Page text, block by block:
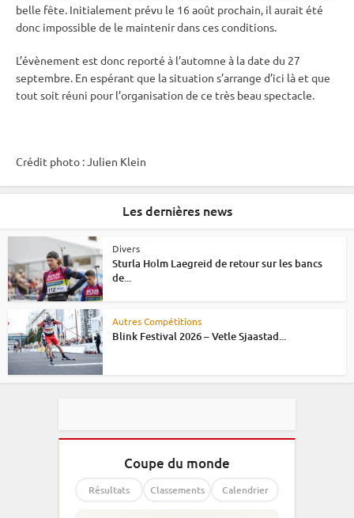
belle fête. Initialement prévu le 16 août prochain, il aurait été
donc impossible de le maintenir dans ces conditions.
L’évènement est donc reporté à l’automne à la date du 27
septembre. En espérant que la situation s’arrange d’ici là et que
tout soit réuni pour l’organisation de ce très beau spectacle.
Crédit photo : Julien Klein
Les dernières news
Divers
Sturla Holm Laegreid de retour sur les bancs
de...
Autres Compétitions
Blink Festival 2026 – Vetle Sjaastad...
Coupe du monde
Résultats Classements Calendrier